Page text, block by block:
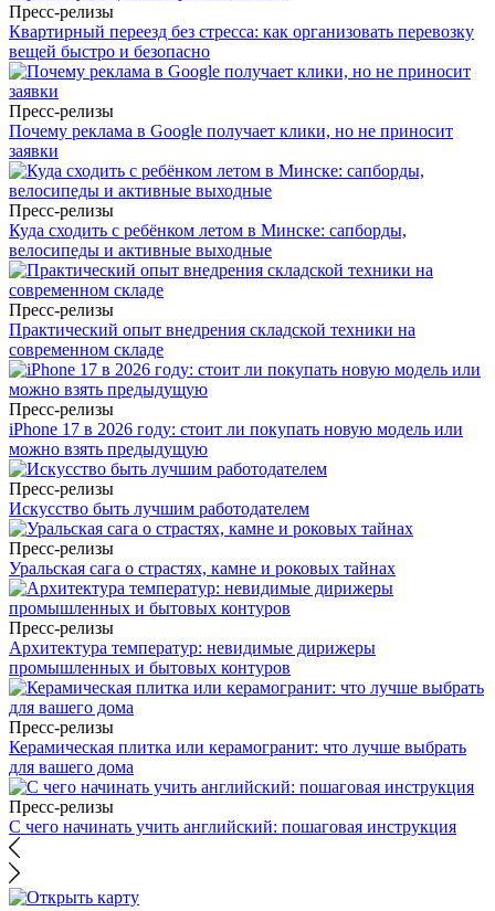
Пресс-релизы
Квартирный переезд без стресса: как организовать перевозку
вещей быстро и безопасно
Пресс-релизы
Почему реклама в Google получает клики, но не приносит
заявки
Пресс-релизы
Куда сходить с ребёнком летом в Минске: сапборды,
велосипеды и активные выходные
Пресс-релизы
Практический опыт внедрения складской техники на
современном складе
Пресс-релизы
iPhone 17 в 2026 году: стоит ли покупать новую модель или
можно взять предыдущую
Пресс-релизы
Искусство быть лучшим работодателем
Пресс-релизы
Уральская сага о страстях, камне и роковых тайнах
Пресс-релизы
Архитектура температур: невидимые дирижеры
промышленных и бытовых контуров
Пресс-релизы
Керамическая плитка или керамогранит: что лучше выбрать
для вашего дома
Пресс-релизы
С чего начинать учить английский: пошаговая инструкция